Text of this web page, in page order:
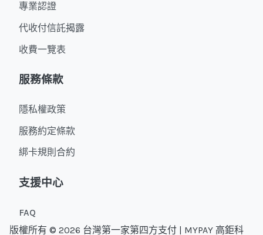
專業認證
代收付信託揭露
收費一覽表
服務條款
隱私權政策
服務約定條款
綁卡規則合約
支援中心
FAQ
版權所有 © 2026 台灣第一家第四方支付 | MYPAY 高鉅科